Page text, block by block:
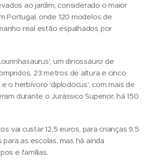
ao jardim, considerado o maior
Portugal, onde 120 modelos de
real estão espalhados por
um dinossauro de
23 metros de altura e cinco
o herbívoro 'diplodocus', com mais de
durante o Jurássico Superior, há 150
vai custar 12,5 euros, para crianças 9,5
as escolas, mas há ainda
e famílias.